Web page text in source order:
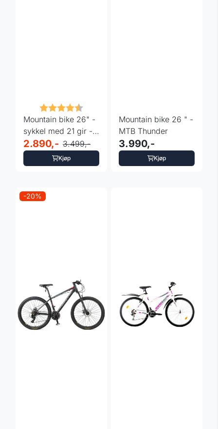
Karakter:
Mountain bike 26" -
sykkel med 21 gir -
rød og sort
2.890,- 3.499,-
Kjøp
Mountain bike 26 " -
MTB Thunder
3.990,-
Kjøp
-20%